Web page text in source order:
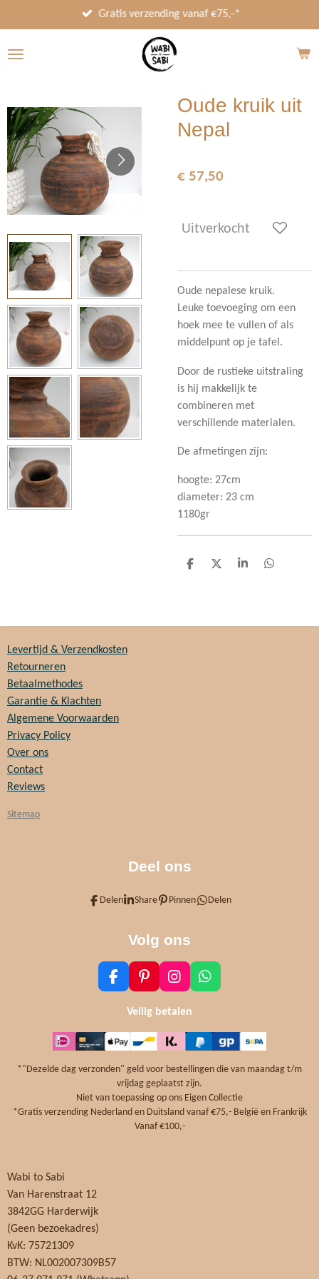
direct
naar
Gratis verzending vanaf €75,-*
Oude kruik uit
Nepal
€ 57,50
Uitverkocht
Oude nepalese kruik.
Leuke toevoeging om een ​​
hoek mee te vullen of als
middelpunt op je tafel.
Door de rustieke uitstraling
is hij makkelijk te
combineren met
verschillende materialen.
De afmetingen zijn:
hoogte: 27cm
diameter: 23 cm
1180gr
D
D
S
D
Levertijd & Verzendkosten
Retourneren
Betaalmethodes
Garantie & Klachten
Algemene Voorwaarden
Privacy Policy
Over ons
Contact
Reviews
Sitemap
Deel ons
Delen Share Pinnen Delen
Volg ons
F
a
b
o
P
i
n
e
r
e
t
I
n
s
a
g
m
W
h
s
A
Veilig betalen
*"Dezelde dag verzonden" geld voor bestellingen die van maandag t/m
vrijdag geplaatst zijn.
Niet van toepassing op ons Eigen Collectie
*Gratis verzending Nederland en Duitsland vanaf €75,- België en Frankrijk
Vanaf €100,-
Wabi to Sabi
Van Harenstraat 12
3842GG Harderwijk
(Geen bezoekadres)
KvK: 75721309
BTW: NL002007309B57